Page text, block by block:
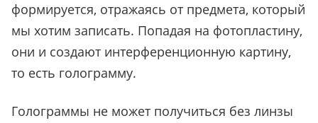
формируется, отражаясь от предмета, который
мы хотим записать. Попадая на фотопластину,
они и создают интерференционную картину,
то есть голограмму.
Голограммы не может получиться без линзы